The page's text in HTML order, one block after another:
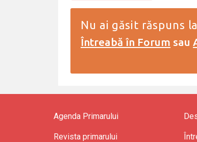
Nu ai găsit răspuns
Întreabă în Forum sau
Agenda Primarului
Revista primarului